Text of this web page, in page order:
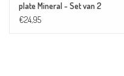
plate Mineral - Set van 2
€24,95